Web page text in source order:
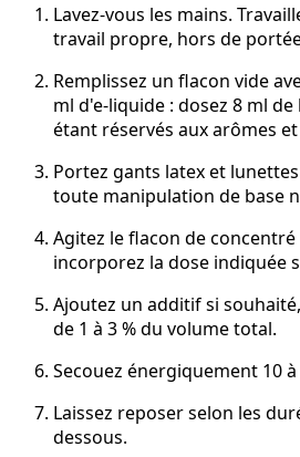
Lavez-vous les mains.
travail propre, hors de
Remplissez un flacon vide
ml d'e-liquide : dosez 8 ml
étant réservés aux arômes
Portez gants latex et
toute manipulation de base
Agitez le flacon de
incorporez la dose indiquée
Ajoutez un additif si
de 1 à 3 % du volume total.
Secouez énergiquement 10
Laissez reposer selon les
dessous.